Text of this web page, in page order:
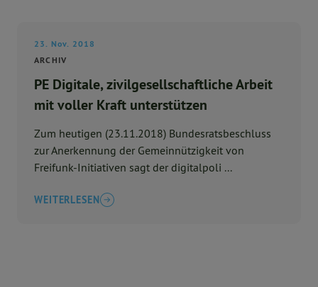
23. Nov. 2018
ARCHIV
PE Digitale, zivilgesellschaftliche Arbeit
mit voller Kraft unterstützen
Zum heutigen (23.11.2018) Bundesratsbeschluss
zur Anerkennung der Gemeinnützigkeit von
Freifunk-Initiativen sagt der digitalpoli ...
WEITERLESEN